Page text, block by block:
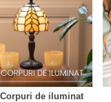
Corpuri de iluminat